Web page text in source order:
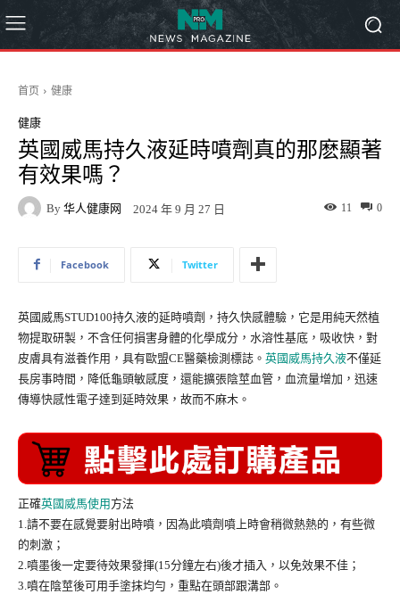
首页 健康
健康
英國威馬持久液延時噴劑真的那麽顯著
有效果嗎？
By 华人健康网 2024 年 9 月 27 日 0
11
Facebook Twitter
英國威馬STUD100持久液的延時噴劑，持久快感體驗，它是用純天然植
物提取研製，不含任何損害身體的化學成分，水溶性基底，吸收快，對
皮膚具有滋養作用，具有歐盟CE醫藥檢測標誌。 英國威馬持久液不僅延
長房事時間，降低龜頭敏感度，還能擴張陰莖血管，血流量增加，迅速
傳導快感性電子達到延時效果，故而不麻木。
正確英國威馬使用方法
1.請不要在感覺要射出時噴，因為此噴劑噴上時會稍微熱熱的，有些微
的刺激；
2.噴墨後一定要待效果發揮(15分鐘左右)後才插入，以免效果不佳；
3.噴在陰莖後可用手塗抹均勻，重點在頭部跟溝部。